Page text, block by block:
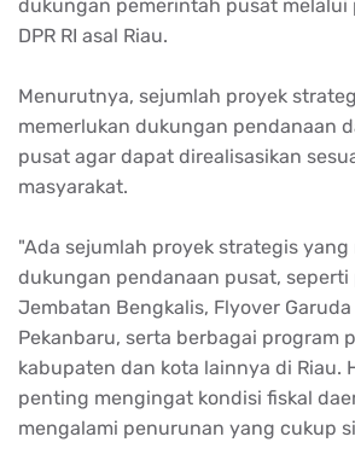
dukungan pemerintah pusat melalui
DPR RI asal Riau.
Menurutnya, sejumlah proyek
memerlukan dukungan pendanaan
pusat agar dapat direalisasikan
masyarakat.
"Ada sejumlah proyek strategis yang
dukungan pendanaan pusat,
Jembatan Bengkalis, Flyover Garuda
Pekanbaru, serta berbagai program
kabupaten dan kota lainnya di Riau.
penting mengingat kondisi fiskal
mengalami penurunan yang cukup